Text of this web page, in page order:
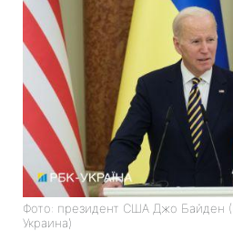
Фото: президент США Джо Байден
Украина)